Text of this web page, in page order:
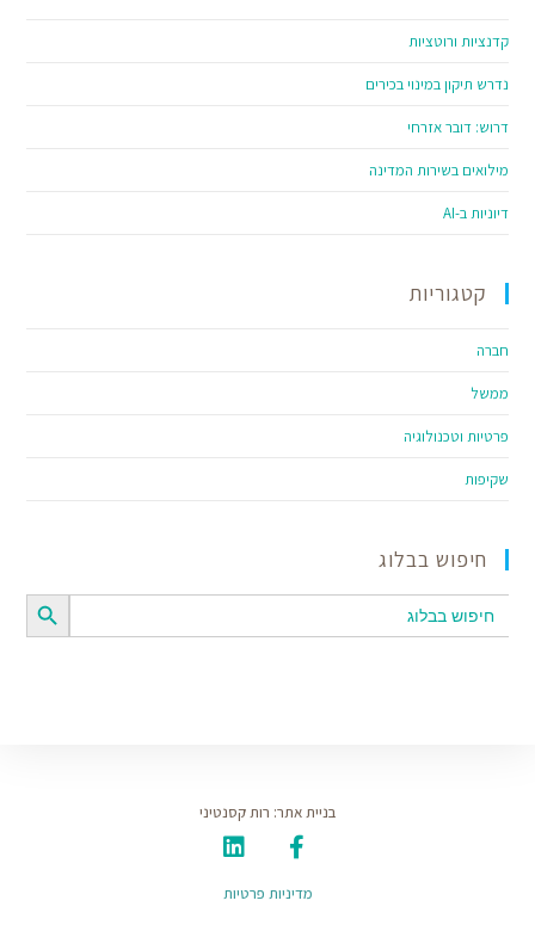
קדנציות ורוטציות
נדרש תיקון במינוי בכירים
דרוש: דובר אזרחי
מילואים בשירות המדינה
דיוניות ב-AI
קטגוריות
חברה
ממשל
פרטיות וטכנולוגיה
שקיפות
חיפוש בבלוג
Search
for:
SEARCH BUTTON
בניית אתר: רות קסנטיני
מדיניות פרטיות